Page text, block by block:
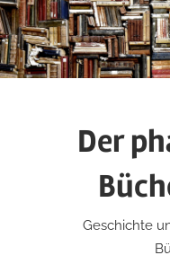
Zum
Inhalt
springen
Der
Geschichte